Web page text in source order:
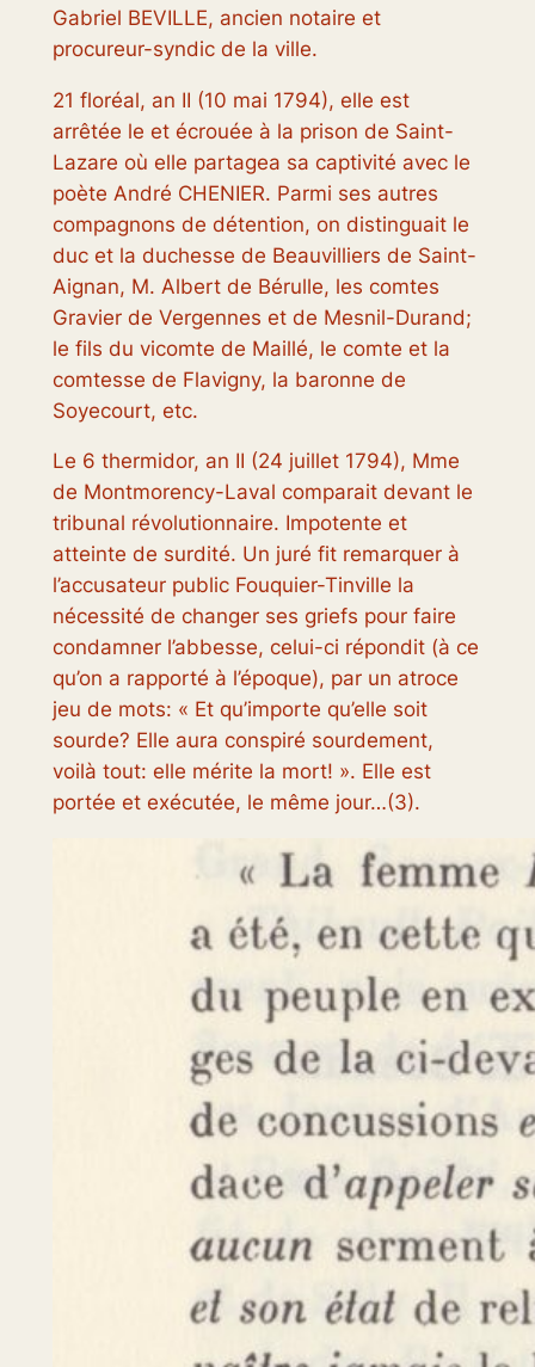
Gabriel BEVILLE, ancien notaire et
procureur-syndic de la ville.
21 floréal, an II (10 mai 1794), elle est
arrêtée le et écrouée à la prison de Saint-
Lazare où elle partagea sa captivité avec le
poète André CHENIER. Parmi ses autres
compagnons de détention, on distinguait le
duc et la duchesse de Beauvilliers de Saint-
Aignan, M. Albert de Bérulle, les comtes
Gravier de Vergennes et de Mesnil-Durand;
le fils du vicomte de Maillé, le comte et la
comtesse de Flavigny, la baronne de
Soyecourt, etc.
Le 6 thermidor, an II (24 juillet 1794), Mme
de Montmorency-Laval comparait devant le
tribunal révolutionnaire. Impotente et
atteinte de surdité. Un juré fit remarquer à
l’accusateur public Fouquier-Tinville la
nécessité de changer ses griefs pour faire
condamner l’abbesse, celui-ci répondit (à ce
qu’on a rapporté à l’époque), par un atroce
jeu de mots: « Et qu’importe qu’elle soit
sourde? Elle aura conspiré sourdement,
voilà tout: elle mérite la mort! ». Elle est
portée et exécutée, le même jour…(3).